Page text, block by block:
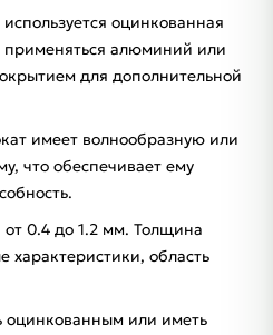
оцинкованная
применяться алюминий или
для дополнительной
имеет волнообразную или
что обеспечивает ему
0.4 до 1.2 мм. Толщина
характеристики, область
оцинкованным или иметь